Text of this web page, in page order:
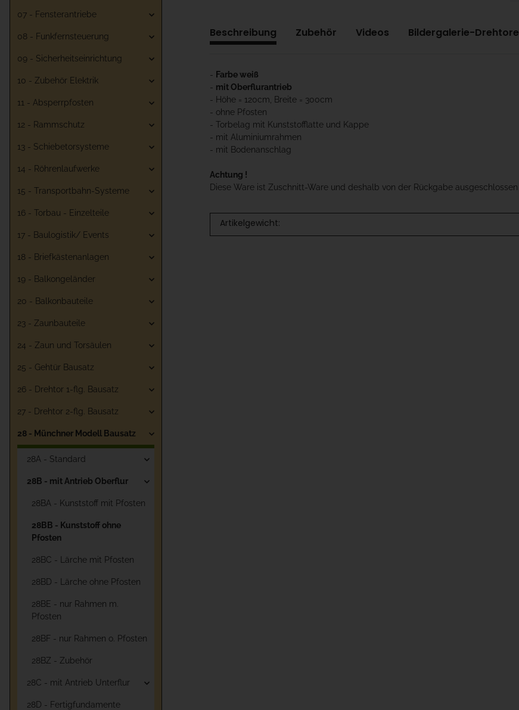
Beschreibung Zubehör Videos Bildergalerie-Drehtore
- Farbe weiß
- mit Oberflurantrieb
- Höhe = 120cm, Breite = 300cm
- ohne Pfosten
- Torbelag mit Kunststofflatte und Kappe
- mit Aluminiumrahmen
- mit Bodenanschlag
Achtung !
Diese Ware ist Zuschnitt-Ware und deshalb von der Rückgabe ausgeschlossen
Artikelgewicht:
07 - Fensterantriebe
08 - Funkfernsteuerung
09 - Sicherheitseinrichtung
10 - Zubehör Elektrik
11 - Absperrpfosten
12 - Rammschutz
13 - Schiebetorsysteme
14 - Röhrenlaufwerke
15 - Transportbahn-Systeme
16 - Torbau - Einzelteile
17 - Baulogistik/ Events
18 - Briefkästenanlagen
19 - Balkongeländer
20 - Balkonbauteile
23 - Zaunbauteile
24 - Zaun und Torsäulen
25 - Gehtür Bausatz
26 - Drehtor 1-flg. Bausatz
27 - Drehtor 2-flg. Bausatz
28 - Münchner Modell Bausatz
28A - Standard
28B - mit Antrieb Oberflur
28BA - Kunststoff mit Pfosten
28BB - Kunststoff ohne
Pfosten
28BC - Lärche mit Pfosten
28BD - Lärche ohne Pfosten
28BE - nur Rahmen m.
Pfosten
28BF - nur Rahmen o. Pfosten
28BZ - Zubehör
28C - mit Antrieb Unterflur
28D - Fertigfundamente